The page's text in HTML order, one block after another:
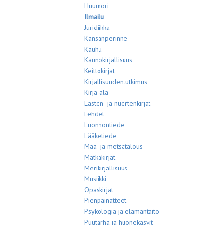
Huumori
Ilmailu
Juridiikka
Kansanperinne
Kauhu
Kaunokirjallisuus
Keittokirjat
Kirjallisuudentutkimus
Kirja-ala
Lasten- ja nuortenkirjat
Lehdet
Luonnontiede
Lääketiede
Maa- ja metsätalous
Matkakirjat
Merikirjallisuus
Musiikki
Opaskirjat
Pienpainatteet
Psykologia ja elämäntaito
Puutarha ja huonekasvit